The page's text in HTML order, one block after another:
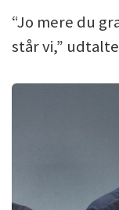
“Jo mere du
står vi,”